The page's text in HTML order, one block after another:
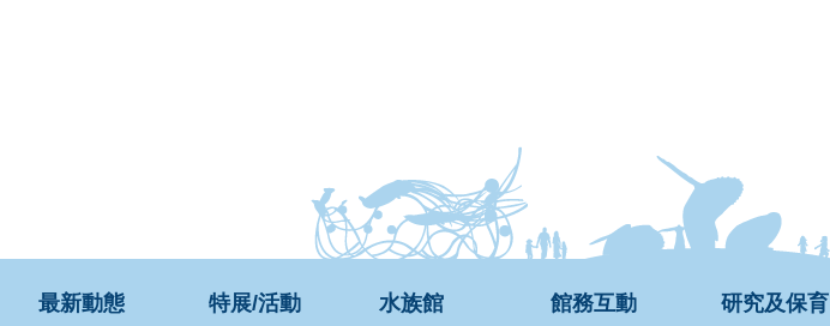
最新動態 特展/活動 水族館 館務互動 研究及保育